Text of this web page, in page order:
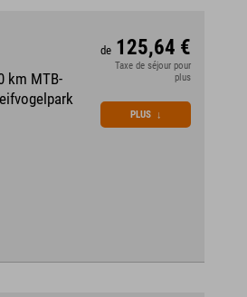
km MTB-
de 125,64 €
Taxe de séjour pour
plus
PLUS ↓